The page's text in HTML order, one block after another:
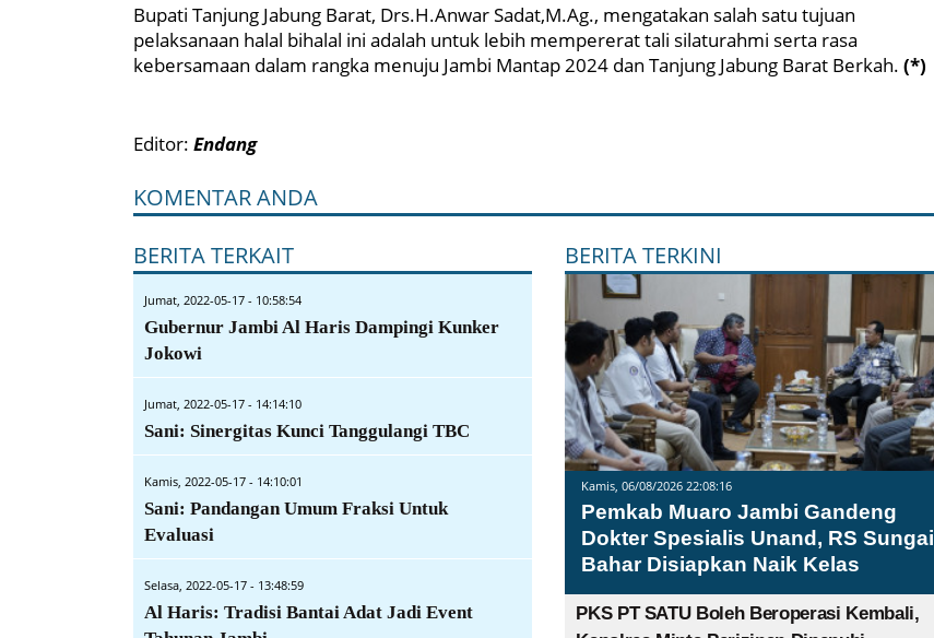
Bupati Tanjung Jabung Barat, Drs.H.Anwar Sadat,M.Ag., mengatakan salah satu tujuan
pelaksanaan halal bihalal ini adalah untuk lebih mempererat tali silaturahmi serta rasa
kebersamaan dalam rangka menuju Jambi Mantap 2024 dan Tanjung Jabung Barat Berkah. (*)
Editor: Endang
KOMENTAR ANDA
BERITA TERKAIT
Jumat, 2022-05-17 - 10:58:54
Gubernur Jambi Al Haris Dampingi Kunker
Jokowi
Jumat, 2022-05-17 - 14:14:10
Sani: Sinergitas Kunci Tanggulangi TBC
Kamis, 2022-05-17 - 14:10:01
Sani: Pandangan Umum Fraksi Untuk
Evaluasi
Selasa, 2022-05-17 - 13:48:59
Al Haris: Tradisi Bantai Adat Jadi Event
BERITA TERKINI
Kamis, 06/08/2026 22:08:16
Pemkab Muaro Jambi Gandeng
Dokter Spesialis Unand, RS Sungai
Bahar Disiapkan Naik Kelas
PKS PT SATU Boleh Beroperasi Kembali,